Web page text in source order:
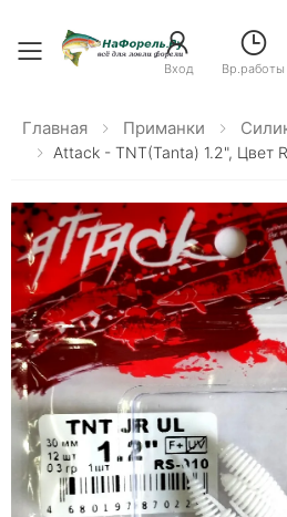
Toggle menu
Вход Вр.работы
Главная Приманки
Attack - TNT(Tanta) 1.2", Цвет